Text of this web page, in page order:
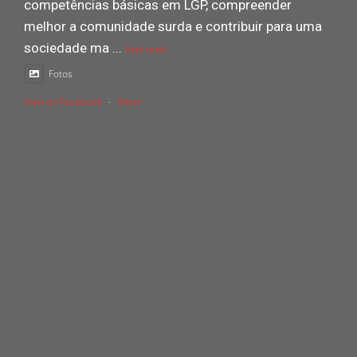
competências básicas em LGP, compreender
melhor a comunidade surda e contribuir para uma
sociedade ma ... Veja mais
Fotos
View on Facebook · Share